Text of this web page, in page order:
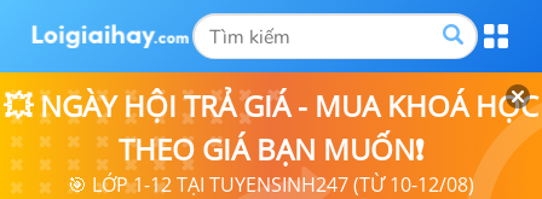
💥 NGÀY HỘI TRẢ GIÁ - MUA KHOÁ HỌC
THEO GIÁ BẠN MUỐN❗
🎯 LỚP 1-12 TẠI TUYENSINH247 (TỪ 10-12/08)